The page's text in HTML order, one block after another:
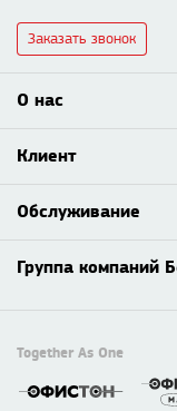
Заказать звонок
О нас
Клиент
Обслуживание
Группа компаний
Together As One